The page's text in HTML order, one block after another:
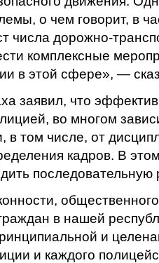
о чем говорит, в
числа дорожно-
комплексные
в этой сфере», —
заявил, что
во многом
в том числе, от
кадров. В
последовательную
в нашей
и
и каждого